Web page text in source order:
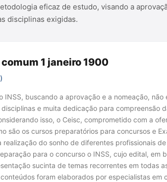
eficaz de estudo, visando a
disciplinas exigidas.
1 janeiro 1900
buscando a aprovação e a nomeação, não
e muita dedicação para compreensão
isso, o Ceisc, comprometido com a
são os cursos preparatórios para concursos e
do sonho de diferentes profissionais
para o concurso o INSS, cujo edital, em
sucinta de temas recorrentes em todas
foram elaborados por especialistas em